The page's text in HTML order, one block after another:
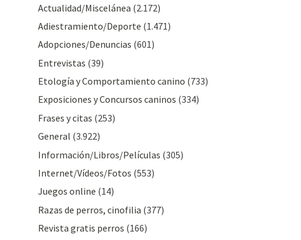
Actualidad/Miscelánea (2.172)
Adiestramiento/Deporte (1.471)
Adopciones/Denuncias (601)
Entrevistas (39)
Etología y Comportamiento canino (733)
Exposiciones y Concursos caninos (334)
Frases y citas (253)
General (3.922)
Información/Libros/Películas (305)
Internet/Vídeos/Fotos (553)
Juegos online (14)
Razas de perros, cinofilia (377)
Revista gratis perros (166)